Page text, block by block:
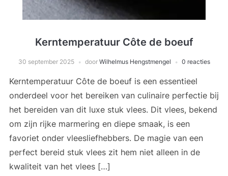
Kerntemperatuur Côte de boeuf
30 september 2025 door Wilhelmus Hengstmengel 0 reacties
Kerntemperatuur Côte de boeuf is een essentieel
onderdeel voor het bereiken van culinaire perfectie bij
het bereiden van dit luxe stuk vlees. Dit vlees, bekend
om zijn rijke marmering en diepe smaak, is een
favoriet onder vleesliefhebbers. De magie van een
perfect bereid stuk vlees zit hem niet alleen in de
kwaliteit van het vlees […]